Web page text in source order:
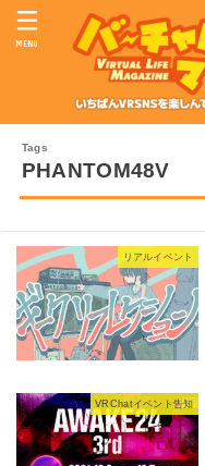
MENU
PHANTOM48V
リアルイベント
VRChatイベント告知